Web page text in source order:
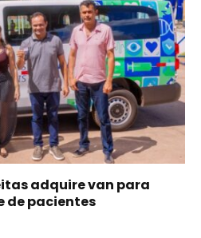
adquire van para
de pacientes